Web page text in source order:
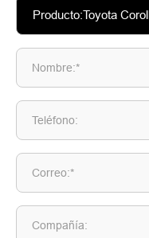
Nombre:*
Teléfono:
Correo:*
Compañía: